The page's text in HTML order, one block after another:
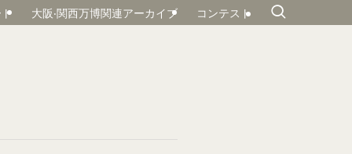
大阪‧関⻄万博関連アーカイブ コンテスト